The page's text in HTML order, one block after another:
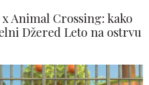
x Animal Crossing: kako
Džered Leto na ostrvu